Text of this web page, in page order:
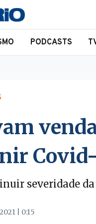
PODCASTS
severidade
| 0:15